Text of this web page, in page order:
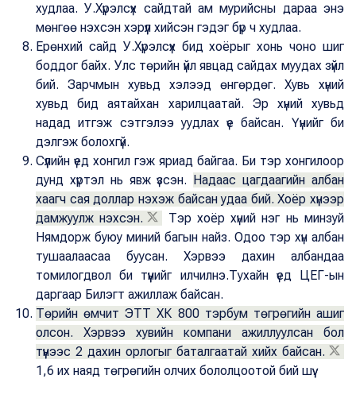
худлаа. У.Хүрэлсүх сайдтай ам мурийсны дараа энэ
мөнгөө нэхсэн хэрүүл хийсэн гэдэг бүр ч худлаа.
Ерөнхий сайд У.Хүрэлсүх бид хоёрыг хонь чоно шиг
боддог байх. Улс төрийн үйл явцад сайдах муудах зүйл
бий. Зарчмын хувьд хэлээд өнгөрдөг. Хувь хүний
хувьд бид аятайхан харилцаатай. Эр хүний хувьд
надад итгэж сэтгэлээ уудлах үе байсан. Үүнийг би
дэлгэж болохгүй.
Сүүлийн үед хонгил гэж яриад байгаа. Би тэр хонгилоор
дунд хүртэл нь явж үзсэн.
Надаас цагдаагийн албан
хаагч сая доллар нэхэж байсан удаа бий. Хоёр хүнээр
дамжуулж нэхсэн.
Тэр хоёр хүний нэг нь минзуй
Нямдорж буюу миний багын найз. Одоо тэр хүн албан
тушаалаасаа буусан. Хэрвээ дахин албандаа
томилогдвол би түүнийг илчилнэ.Тухайн үед ЦЕГ-ын
даргаар Билэгт ажиллаж байсан.
Төрийн өмчит ЭТТ ХК 800 тэрбум төгрөгийн ашиг
олсон. Хэрвээ хувийн компани ажиллуулсан бол
түүнээс 2 дахин орлогыг баталгаатай хийх байсан.
1,6 их наяд төгрөгийн олчих бололцоотой бий шүү.